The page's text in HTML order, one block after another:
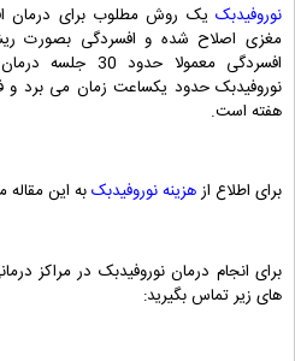
نوروفیدبک یک روش مطلوب برای درمان
مغزی اصلاح شده و افسردگی بصورت
افسردگی معمولا
نوروفیدبک حدود یکساعت زمان می برد و
هفته است.
برای اطلاع ازهزینه نوروفیدبکبه این مقاله
برای انجام درمان نوروفیدبک در مراکز
های زیر تماس بگیرید: